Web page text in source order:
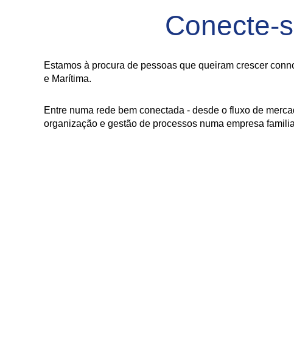
Conecte-
Estamos à procura de pessoas que queiram crescer
e Marítima.
Entre numa rede bem conectada - desde o fluxo de
organização e gestão de processos numa empresa